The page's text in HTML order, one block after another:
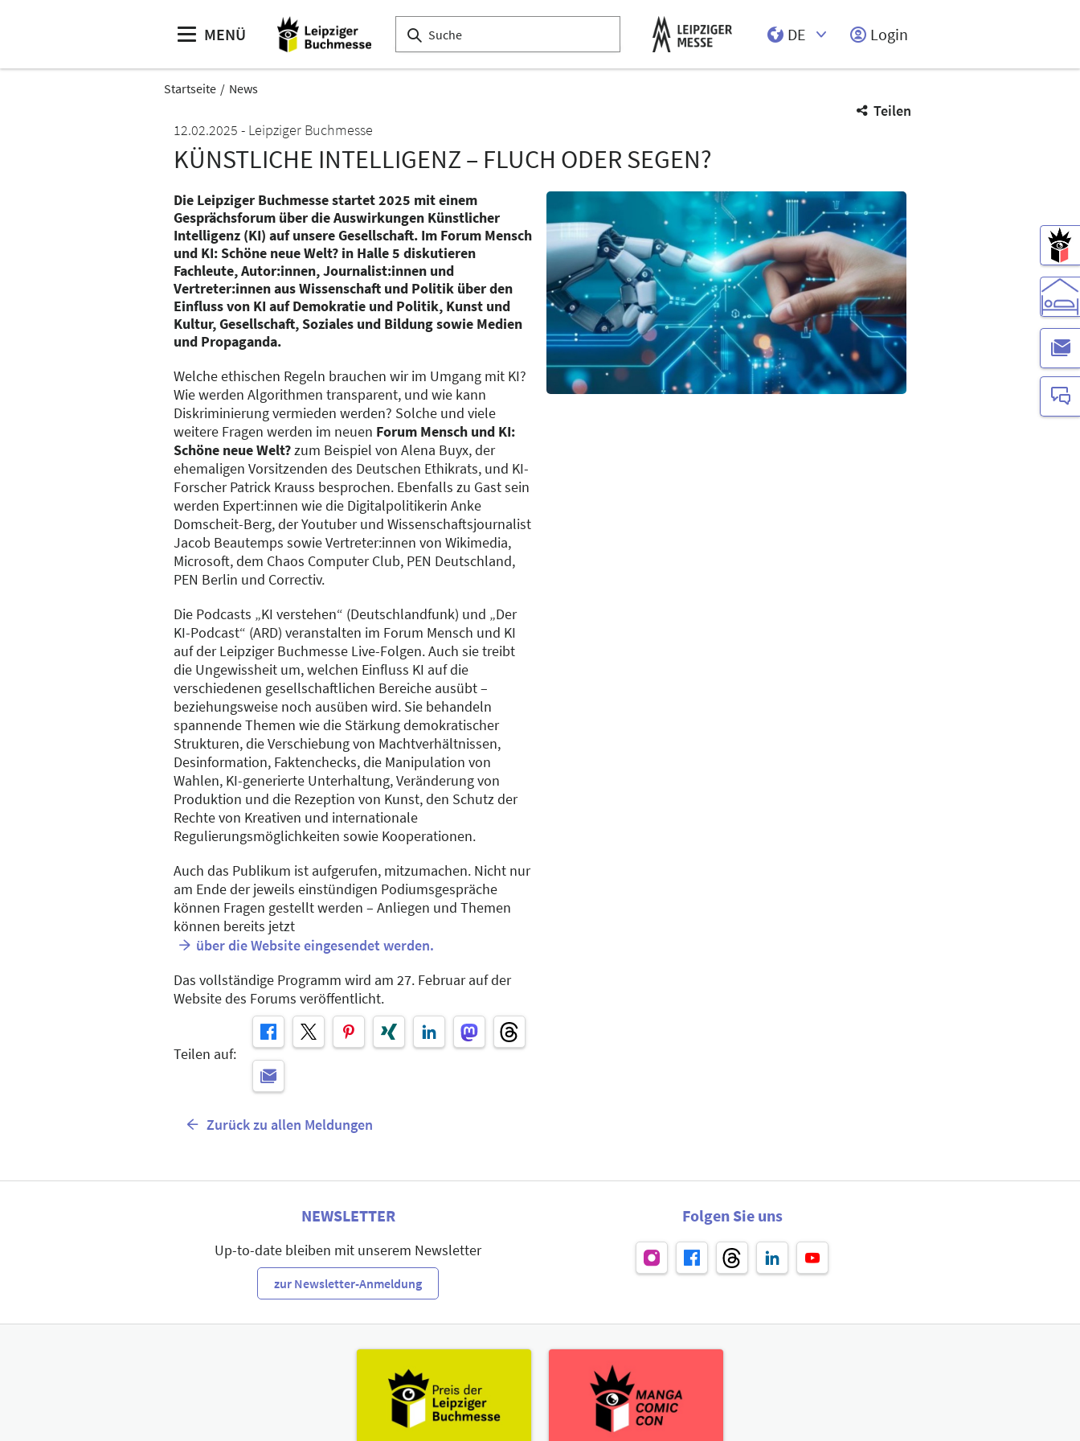
MENÜ
DE
Login
Startseite News
Teilen
12.02.2025
Leipziger Buchmesse
KÜNSTLICHE INTELLIGENZ – FLUCH ODER SEGEN?
Die Leipziger Buchmesse startet 2025 mit einem
Gesprächsforum über die Auswirkungen Künstlicher
Intelligenz (KI) auf unsere Gesellschaft. Im Forum Mensch
und KI: Schöne neue Welt? in Halle 5 diskutieren
Fachleute, Autor:innen, Journalist:innen und
Vertreter:innen aus Wissenschaft und Politik über den
Einfluss von KI auf Demokratie und Politik, Kunst und
Kultur, Gesellschaft, Soziales und Bildung sowie Medien
und Propaganda.
Welche ethischen Regeln brauchen wir im Umgang mit KI?
Wie werden Algorithmen transparent, und wie kann
Diskriminierung vermieden werden? Solche und viele
weitere Fragen werden im neuen Forum Mensch und KI:
Schöne neue Welt?zum Beispiel von Alena Buyx, der
ehemaligen Vorsitzenden des Deutschen Ethikrats, und KI-
Forscher Patrick Krauss besprochen. Ebenfalls zu Gast sein
werden Expert:innen wie die Digitalpolitikerin Anke
Domscheit-Berg, der Youtuber und Wissenschaftsjournalist
Jacob Beautemps sowie Vertreter:innen von Wikimedia,
Microsoft, dem Chaos Computer Club, PEN Deutschland,
PEN Berlin und Correctiv.
Die Podcasts „KI verstehen“ (Deutschlandfunk) und „Der
KI-Podcast“ (ARD) veranstalten im Forum Mensch und KI
auf der Leipziger Buchmesse Live-Folgen. Auch sie treibt
die Ungewissheit um, welchen Einfluss KI auf die
verschiedenen gesellschaftlichen Bereiche ausübt –
beziehungsweise noch ausüben wird. Sie behandeln
spannende Themen wie die Stärkung demokratischer
Strukturen, die Verschiebung von Machtverhältnissen,
Desinformation, Faktenchecks, die Manipulation von
Wahlen, KI-generierte Unterhaltung, Veränderung von
Produktion und die Rezeption von Kunst, den Schutz der
Rechte von Kreativen und internationale
Regulierungsmöglichkeiten sowie Kooperationen.
Auch das Publikum ist aufgerufen, mitzumachen. Nicht nur
am Ende der jeweils einstündigen Podiumsgespräche
können Fragen gestellt werden – Anliegen und Themen
können bereits jetzt
über die Website eingesendet werden.
Das vollständige Programm wird am 27. Februar auf der
Website des Forums veröffentlicht.
Teilen auf:
Zurück zu allen Meldungen
NEWSLETTER
Up-to-date bleiben mit unserem Newsletter
zur Newsletter-Anmeldung
Folgen Sie uns